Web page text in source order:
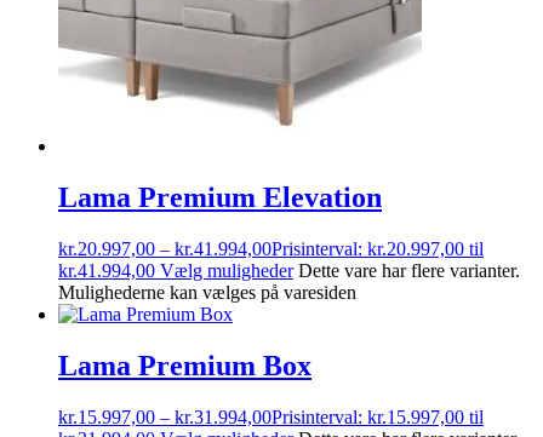
Lama Premium Elevation
kr.20.997,00 – kr.41.994,00Prisinterval: kr.20.997,00 til
kr.41.994,00 Vælg muligheder Dette vare har flere varianter.
Mulighederne kan vælges på varesiden
Lama Premium Box
kr.15.997,00 – kr.31.994,00Prisinterval: kr.15.997,00 til